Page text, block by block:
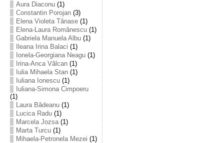
Aura Diaconu(1)
Constantin Porojan(3)
Elena Violeta Tănase(1)
Elena-Laura Romănescu(1)
Gabriela Manuela Albu(1)
Ileana Irina Balaci (1)
Ionela-Georgiana Neagu(1)
Irina-Anca Vâlcan(1)
Iulia Mihaela Stan(1)
Iuliana Ionescu(1)
Iuliana-Simona Cimpoeru
(1)
Laura Bădeanu(1)
Lucica Radu(1)
Marcela Jozsa(1)
Marta Turcu(1)
Mihaela-Petronela Mezei (1)